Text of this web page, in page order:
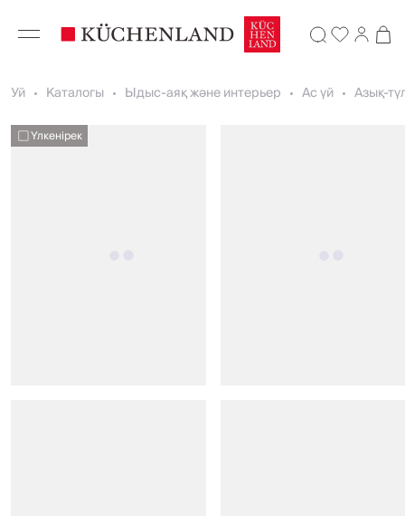
Уй Каталогы Ыдыс-аяқ және интерьер Ас үй Азық-
Үлкенірек